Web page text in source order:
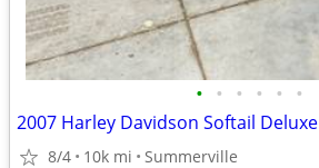
• • • • • •
2007 Harley Davidson Softail Deluxe
8/4 10k mi Summerville